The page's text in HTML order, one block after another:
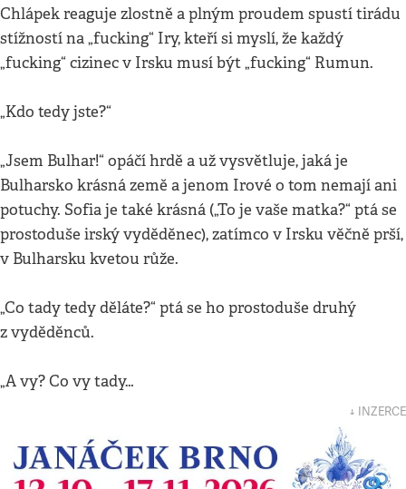
Chlápek reaguje zlostně a plným proudem spustí tirádu
stížností na „fucking“ Iry, kteří si myslí, že každý
„fucking“ cizinec v Irsku musí být „fucking“ Rumun.
„Kdo tedy jste?“
„Jsem Bulhar!“ opáčí hrdě a už vysvětluje, jaká je
Bulharsko krásná země a jenom Irové o tom nemají ani
potuchy. Sofia je také krásná („To je vaše matka?“ ptá se
prostoduše irský vyděděnec), zatímco v Irsku věčně prší,
v Bulharsku kvetou růže.
„Co tady tedy děláte?“ ptá se ho prostoduše druhý
z vyděděnců.
„A vy? Co vy tady…
↓ INZERCE